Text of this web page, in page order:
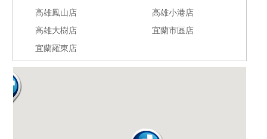
高雄鳳山店
高雄小港店
高雄大樹店
宜蘭市區店
宜蘭羅東店